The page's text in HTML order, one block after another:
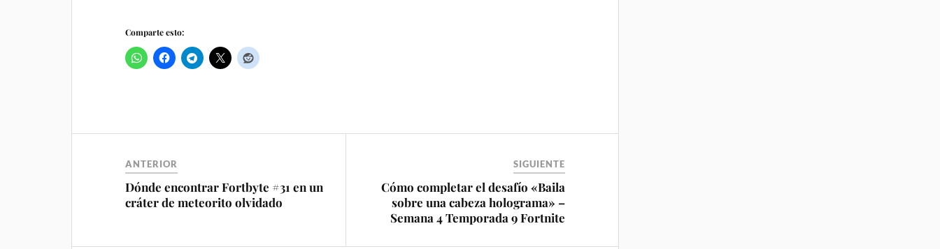
Comparte esto:
ANTERIOR
Dónde encontrar Fortbyte #31 en un
cráter de meteorito olvidado
SIGUIENTE
Cómo completar el desafío «Baila
sobre una cabeza holograma» –
Semana 4 Temporada 9 Fortnite